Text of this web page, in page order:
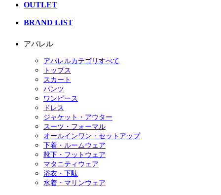
OUTLET
BRAND LIST
アパレル
アパレルカテゴリすべて
トップス
スカート
パンツ
ワンピース
ドレス
ジャケット・アウター
スーツ・フォーマル
オールインワン・セットアップ
下着・ルームウェア
靴下・フットウェア
マタニティウェア
浴衣・下駄
水着・マリンウェア